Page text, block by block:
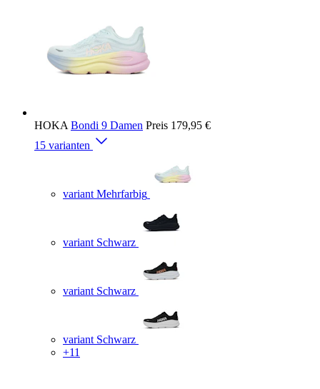
HOKA Bondi 9 Damen Preis 179,95 €
15 varianten
variant Mehrfarbig
variant Schwarz
variant Schwarz
variant Schwarz
+11